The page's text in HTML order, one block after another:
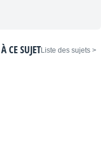
< Liste des sujets
CE SUJET